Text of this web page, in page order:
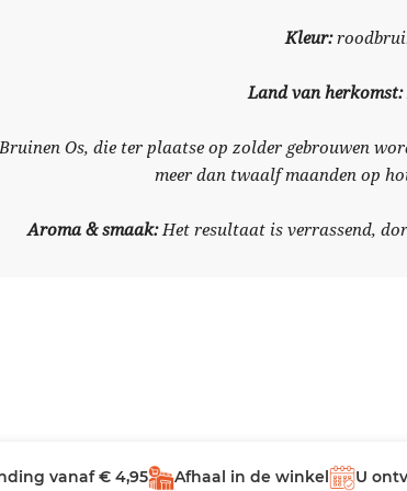
Kleur:
Land van herkomst:
Os, die ter plaatse op zolder gebrouwen
meer dan twaalf maanden op
Aroma & smaak:Het resultaat is verrassend,
vanaf € 4,95 Afhaal in de winkel U